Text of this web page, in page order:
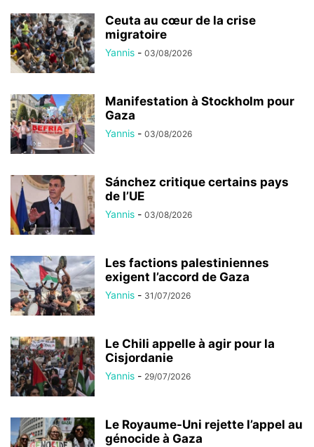
Ceuta au cœur de la crise
migratoire
Yannis - 03/08/2026
Manifestation à Stockholm pour
Gaza
Yannis - 03/08/2026
Sánchez critique certains pays
de l’UE
Yannis - 03/08/2026
Les factions palestiniennes
exigent l’accord de Gaza
Yannis - 31/07/2026
Le Chili appelle à agir pour la
Cisjordanie
Yannis - 29/07/2026
Le Royaume-Uni rejette l’appel au
génocide à Gaza